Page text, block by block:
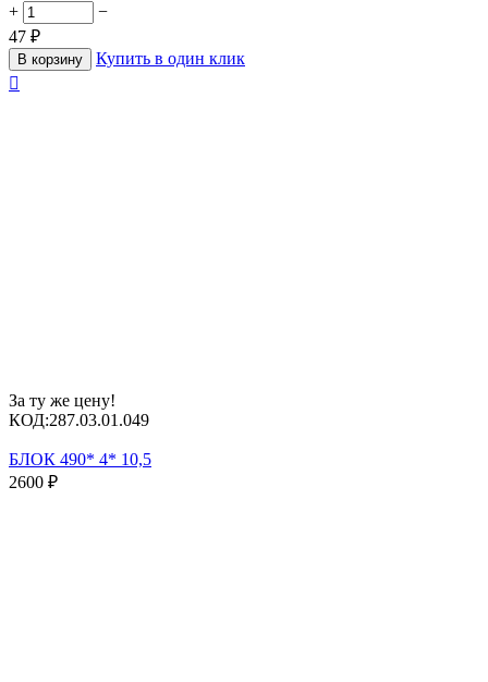
+
−
47 ₽
В корзину
Купить в один клик

За ту же цену!
КОД:287.03.01.049
БЛОК 490* 4* 10,5
2600 ₽